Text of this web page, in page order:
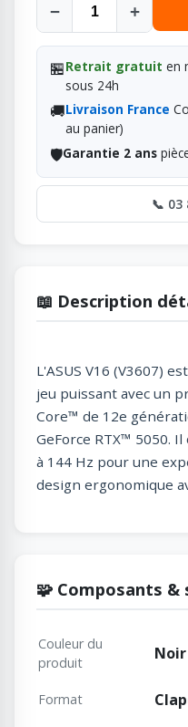
− +
🏪Retrait gratuit en
sous 24h
🚚Livraison France
au panier)
🛡️Garantie 2 ans
📞 03
📖 Description
L'ASUS V16 (V3607)
jeu puissant avec un
Core™ de 12e
GeForce RTX™ 5050.
à 144 Hz pour une
design ergonomique
🧩 Composants
Couleur du
produit
Noir
Format